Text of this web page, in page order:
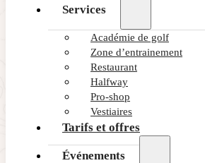
Services
Académie de golf
Zone d’entrainement
Restaurant
Halfway
Pro-shop
Vestiaires
Tarifs et offres
Événements